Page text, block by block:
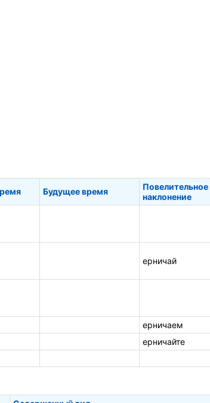
Будущее время
Повелительное
наклонение
ерничай
ерничаем
ерничайте